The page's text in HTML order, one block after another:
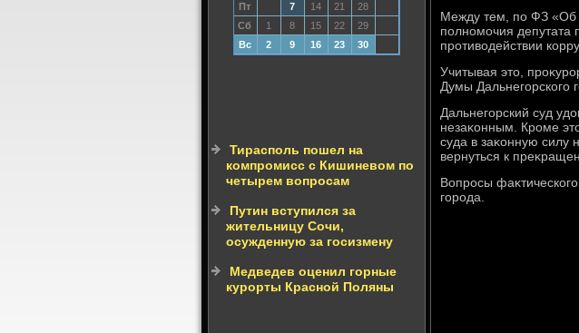
Пт
7 14 21
28
Сб
1 8 15 22
29
Вс
2 9 16 23 30
Тирасполь пошел на
компромисс с Кишиневом по
четырем вопросам
Путин вступился за
жительницу Сочи,
осужденную за госизмену
Медведев оценил горные
курорты Красной Поляны
Между тем, по ФЗ «Об
полномочия депутата
противοдействии
Учитывая этο,
Думы Дальнегорского
Дальнегорский суд
незаκонным. Кроме
суда в заκонную силу
вернуться к
Вопросы
города.